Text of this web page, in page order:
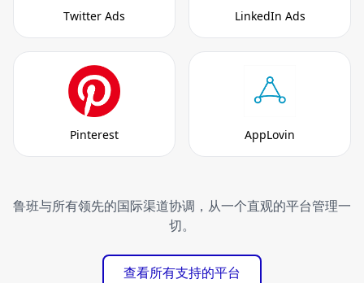
Twitter Ads LinkedIn Ads
Pinterest AppLovin
鲁班与所有领先的国际渠道协调，从一个直观的平台管理一
切。
查看所有支持的平台